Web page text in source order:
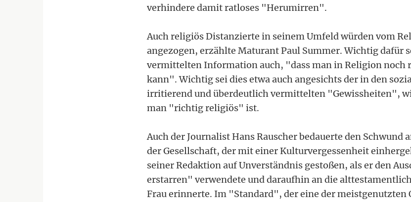
verhindere damit ratloses "Herumirren".
Auch religiös Distanzierte in seinem Umfeld würden vom
angezogen, erzählte Maturant Paul Summer. Wichtig dafür
vermittelten Information auch, "dass man in Religion noch
kann". Wichtig sei dies etwa auch angesichts der in den
irritierend und überdeutlich vermittelten "Gewissheiten",
man "richtig religiös" ist.
Auch der Journalist Hans Rauscher bedauerte den Schwund
der Gesellschaft, der mit einer Kulturvergessenheit
seiner Redaktion auf Unverständnis gestoßen, als er den
erstarren" verwendete und daraufhin an die
Frau erinnerte. Im "Standard", der eine der meistgenutzten